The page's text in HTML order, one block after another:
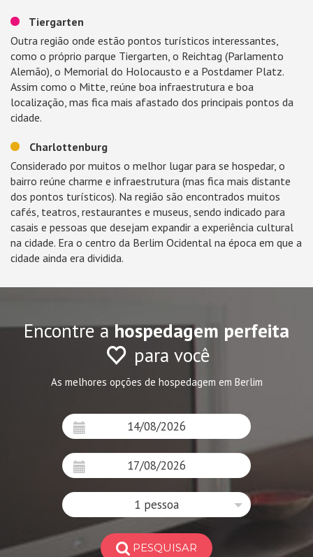
Tiergarten
Outra região onde estão pontos turísticos interessantes,
como o próprio parque Tiergarten, o Reichtag (Parlamento
Alemão), o Memorial do Holocausto e a Postdamer Platz.
Assim como o Mitte, reúne boa infraestrutura e boa
localização, mas fica mais afastado dos principais pontos da
cidade.
Charlottenburg
Considerado por muitos o melhor lugar para se hospedar, o
bairro reúne charme e infraestrutura (mas fica mais distante
dos pontos turísticos). Na região são encontrados muitos
cafés, teatros, restaurantes e museus, sendo indicado para
casais e pessoas que desejam expandir a experiência cultural
na cidade. Era o centro da Berlim Ocidental na época em que a
cidade ainda era dividida.
Encontre ahospedagem perfeita
para você
As melhores opções de hospedagem em Berlim
1 pessoa
PESQUISAR